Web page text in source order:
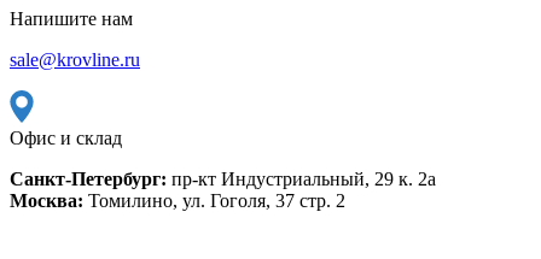
Напишите нам
sale@krovline.ru
Офис и склад
Санкт-Петербург: пр-кт Индустриальный, 29 к. 2а
Москва: Томилино, ул. Гоголя, 37 стр. 2